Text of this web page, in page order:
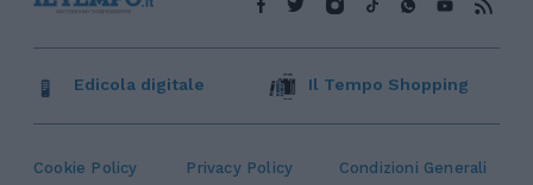
Cookie Policy Privacy Policy Condizioni Generali
Edicola digitale Il Tempo Shopping